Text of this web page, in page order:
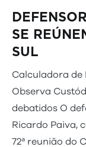
SE
SUL
Calculadora de
Observa
debatidos O
Ricardo Paiva,
72ª reunião do